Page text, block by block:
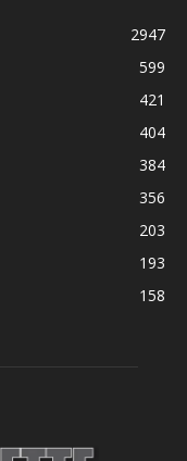
2947
599
421
404
384
356
203
193
158